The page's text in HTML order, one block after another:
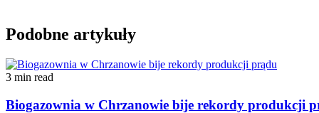
Podobne artykuły
3 min read
Biogazownia w Chrzanowie bije rekordy produkcji